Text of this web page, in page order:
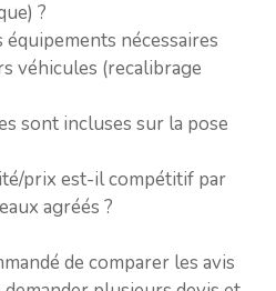
?
nécessaires
véhicules (recalibrage
sont incluses sur la pose
prix est-il compétitif par
agréés ?
de comparer les avis